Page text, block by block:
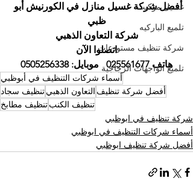
غسيل موكيت
تلميع الباركيه
شركة تنظيف مستودعات
تلميع الواجهات الزجاجية
أفضل شركة غسيل منازل في الكورنيش أبو
ظبي
شركة التعاون الذهبي
اتصلوا الآن
هاتف 025561677   موبايل: 0505256338
أسماء شركات التنظيف في أبوظبي
أفضل شركة تنظيف التعاون الذهبيتنظيف سجاد
تنظيف الكنبتنظيف مطابخ
شركة تنظيف في ابوظبي
أسماء شركات التنظيف في ابوظبي
أفضل شركة تنظيف ابوظبي